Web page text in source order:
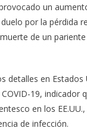
un
por la pérdida
de un
detalles en
19, indicador
en los
de infección.